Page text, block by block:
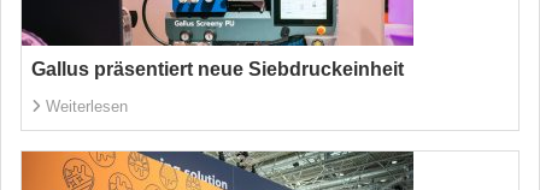
Gallus präsentiert neue Siebdruckeinheit
Weiterlesen